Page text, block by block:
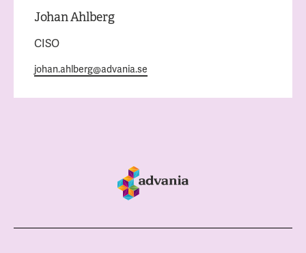
Johan Ahlberg
CISO
johan.ahlberg@advania.se